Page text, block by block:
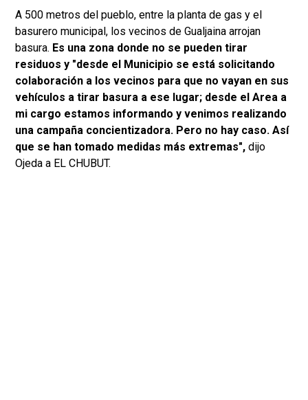
A 500 metros del pueblo, entre la planta de gas y el
basurero municipal, los vecinos de Gualjaina arrojan
basura. Es una zona donde no se pueden tirar
residuos y "desde el Municipio se está solicitando
colaboración a los vecinos para que no vayan en sus
vehículos a tirar basura a ese lugar; desde el Area a
mi cargo estamos informando y venimos realizando
una campaña concientizadora. Pero no hay caso. Así
que se han tomado medidas más extremas", dijo
Ojeda a EL CHUBUT.